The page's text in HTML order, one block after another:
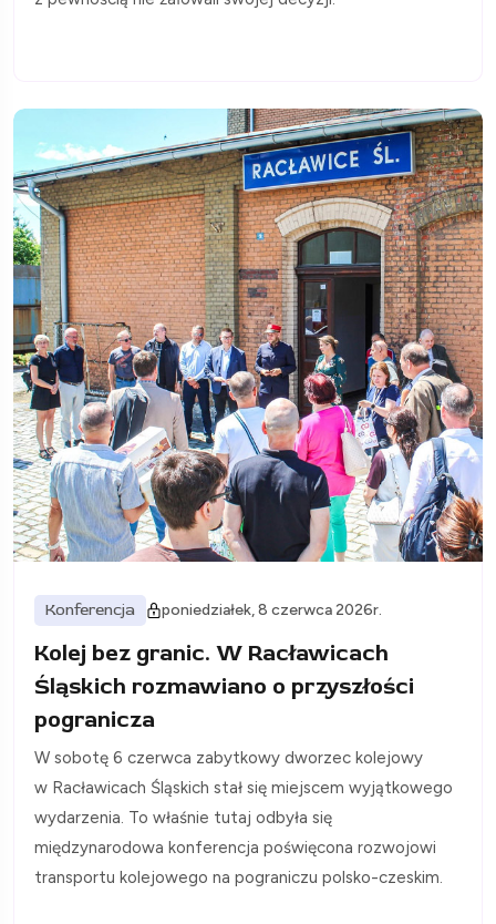
Konferencja poniedziałek, 8 czerwca 2026r.
Kolej bez granic. W Racławicach
Śląskich rozmawiano o przyszłości
pogranicza
W sobotę 6 czerwca zabytkowy dworzec kolejowy
w Racławicach Śląskich stał się miejscem wyjątkowego
wydarzenia. To właśnie tutaj odbyła się
międzynarodowa konferencja poświęcona rozwojowi
transportu kolejowego na pograniczu polsko-czeskim.